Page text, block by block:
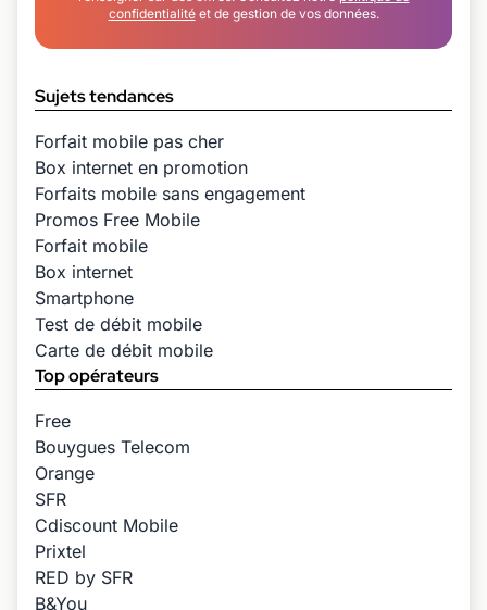
confidentialitéet de gestion de vos données.
Sujets tendances
Forfait mobile pas cher
Box internet en promotion
Forfaits mobile sans engagement
Promos Free Mobile
Forfait mobile
Box internet
Smartphone
Test de débit mobile
Carte de débit mobile
Top opérateurs
Free
Bouygues Telecom
Orange
SFR
Cdiscount Mobile
Prixtel
RED by SFR
B&You